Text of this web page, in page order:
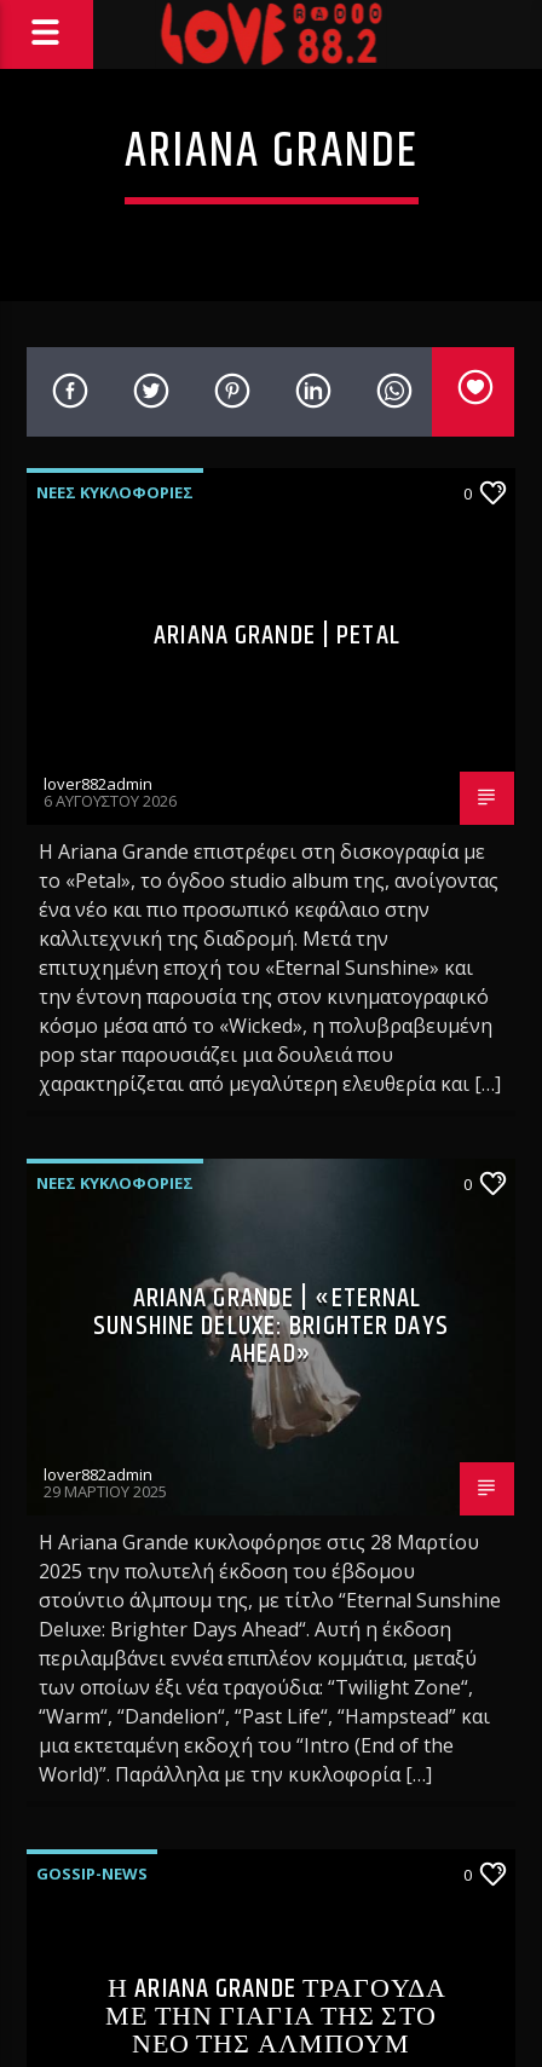
ARIANA GRANDE
ΝΕΕΣ ΚΥΚΛΟΦΟΡΙΕΣ 0
ARIANA GRANDE | PETAL
lover882admin
6 ΑΥΓΟΎΣΤΟΥ 2026
Η Ariana Grande επιστρέφει στη δισκογραφία με
το «Petal», το όγδοο studio album της, ανοίγοντας
ένα νέο και πιο προσωπικό κεφάλαιο στην
καλλιτεχνική της διαδρομή. Μετά την
επιτυχημένη εποχή του «Eternal Sunshine» και
την έντονη παρουσία της στον κινηματογραφικό
κόσμο μέσα από το «Wicked», η πολυβραβευμένη
pop star παρουσιάζει μια δουλειά που
χαρακτηρίζεται από μεγαλύτερη ελευθερία και […]
ΝΕΕΣ ΚΥΚΛΟΦΟΡΙΕΣ 0
ARIANA GRANDE | «ETERNAL
SUNSHINE DELUXE: BRIGHTER DAYS
AHEAD»
lover882admin
29 ΜΑΡΤΊΟΥ 2025
Η Ariana Grande κυκλοφόρησε στις 28 Μαρτίου
2025 την πολυτελή έκδοση του έβδομου
στούντιο άλμπουμ της, με τίτλο “Eternal Sunshine
Deluxe: Brighter Days Ahead“. Αυτή η έκδοση
περιλαμβάνει εννέα επιπλέον κομμάτια, μεταξύ
των οποίων έξι νέα τραγούδια: “Twilight Zone“,
“Warm“, “Dandelion“, “Past Life“, “Hampstead” και
μια εκτεταμένη εκδοχή του “Intro (End of the
World)”. Παράλληλα με την κυκλοφορία […]
GOSSIP-NEWS 0
Η ARIANA GRANDE ΤΡΑΓΟΥΔΑ
ΜΕ ΤΗΝ ΓΙΑΓΙΑ ΤΗΣ ΣΤΟ
ΝΕΟ ΤΗΣ ΑΛΜΠΟΥΜ